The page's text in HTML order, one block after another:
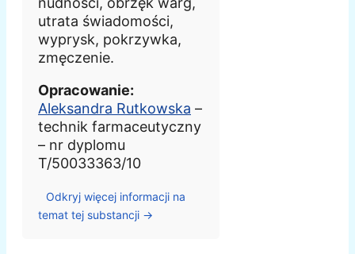
utrata świadomości,
wyprysk, pokrzywka,
zmęczenie.
Opracowanie:
Aleksandra Rutkowska –
technik farmaceutyczny
– nr dyplomu
T/50033363/10
Odkryj więcej informacji na
temat tej substancji →